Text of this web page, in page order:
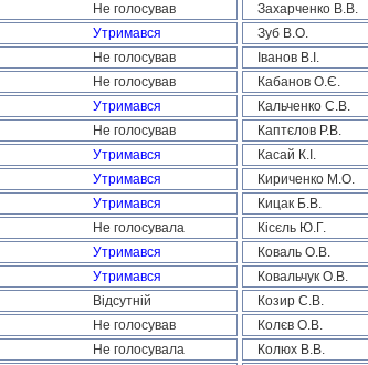
Не голосував Захарченко В.В.
Утримався Зуб В.О.
Не голосував Іванов В.І.
Не голосував Кабанов О.Є.
Утримався Кальченко С.В.
Не голосував Каптєлов Р.В.
Утримався Касай К.І.
Утримався Кириченко М.О.
Утримався Кицак Б.В.
Не голосувала Кісєль Ю.Г.
Утримався Коваль О.В.
Утримався Ковальчук О.В.
Відсутній Козир С.В.
Не голосував Колєв О.В.
Не голосувала Колюх В.В.